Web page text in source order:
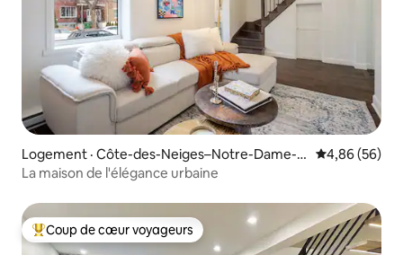
Logement · Côte-des-Neiges–Notre-Dame-d
e-Grâce
Note
4,86 (56)
La maison de l'élégance urbaine
Coup de cœur voyageurs parmi les plus aimés
Coup de cœur voyageurs